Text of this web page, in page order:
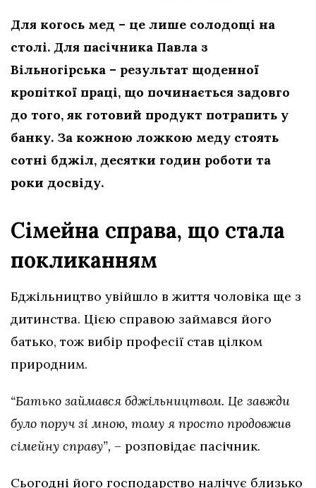
Для когось мед – це лише солодощі на
столі. Для пасічника Павла з
Вільногірська – результат щоденної
кропіткої праці, що починається задовго
до того, як готовий продукт потрапить у
банку. За кожною ложкою меду стоять
сотні бджіл, десятки годин роботи та
роки досвіду.
Сімейна справа, що стала
покликанням
Бджільництво увійшло в життя чоловіка ще з
дитинства. Цією справою займався його
батько, тож вибір професії став цілком
природним.
“Батько займався бджільництвом. Це завжди
було поруч зі мною, тому я просто продовжив
сімейну справу”, – розповідає пасічник.
Сьогодні його господарство налічує близько